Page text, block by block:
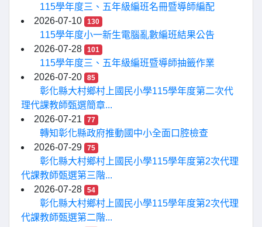
115學年度三、五年級編班名冊暨導師編配
2026-07-10
130
115學年度小一新生電腦亂數編班結果公告
2026-07-28
101
115學年度三、五年級編班暨導師抽籤作業
2026-07-20
85
彰化縣大村鄉村上國民小學115學年度第二次代
理代課教師甄選簡章...
2026-07-21
77
轉知彰化縣政府推動國中小全面口腔檢查
2026-07-29
75
彰化縣大村鄉村上國民小學115學年度第2次代理
代課教師甄選第三階...
2026-07-28
54
彰化縣大村鄉村上國民小學115學年度第2次代理
代課教師甄選第二階...